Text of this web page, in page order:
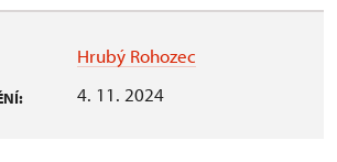
Hrubý Rohozec
4. 11. 2024